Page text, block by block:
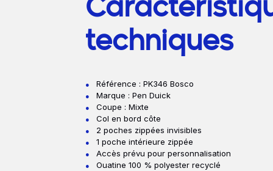
techniques
Référence : PK346 Bosco
Marque : Pen Duick
Coupe : Mixte
Col en bord côte
2 poches zippées invisibles
1 poche intérieure zippée
Accès prévu pour personnalisation
Ouatine 100 % polyester recyclé